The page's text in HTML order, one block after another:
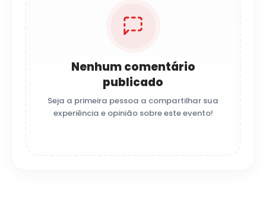
Nenhum comentário
publicado
Seja a primeira pessoa a compartilhar sua
experiência e opinião sobre este evento!